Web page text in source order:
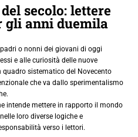
secolo: lettere
gli anni duemila
o nonni dei giovani di oggi
e alle curiosità delle nuove
quadro sistematico del Novecento
che va dallo sperimentalismo
intende mettere in rapporto il mondo
loro diverse logiche e
verso i lettori.